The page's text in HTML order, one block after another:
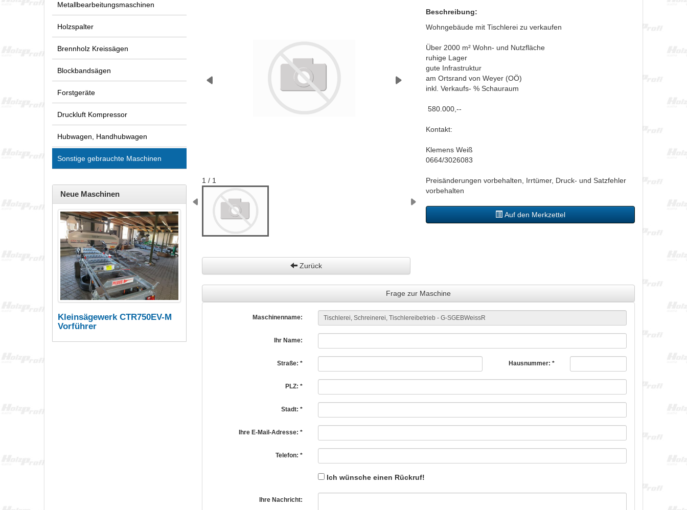
Metallbearbeitungsmaschinen
Holzspalter
Brennholz Kreissägen
Blockbandsägen
Forstgeräte
Druckluft Kompressor
Hubwagen, Handhubwagen
Sonstige gebrauchte Maschinen
Neue Maschinen
Kleinsägewerk CTR750EV-M
Vorführer
1 / 1
Beschreibung:
Wohngebäude mit Tischlerei zu verkaufen
Über 2000 m² Wohn- und Nutzfläche
ruhige Lager
gute Infrastruktur
am Ortsrand von Weyer (OÖ)
inkl. Verkaufs- % Schauraum
 580.000,--
Kontakt:
Klemens Weiß
0664/3026083
Preisänderungen vorbehalten, Irrtümer, Druck- und Satzfehler
vorbehalten
Auf den Merkzettel
Zurück
Frage zur Maschine
Maschinenname:
Ihr Name:
Straße: * Hausnummer: *
PLZ: *
Stadt: *
Ihre E-Mail-Adresse: *
Telefon: *
Ich wünsche einen Rückruf!
Ihre Nachricht: